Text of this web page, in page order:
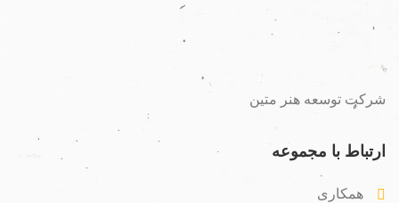
شرکت توسعه هنر متین
ارتباط با مجموعه
همکاری